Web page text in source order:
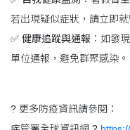
若出現疑似症狀，請立即
✅ 健康追蹤與通報 ：如發
單位通報，避免群聚感染。
? 更多防疫資訊請參閱：